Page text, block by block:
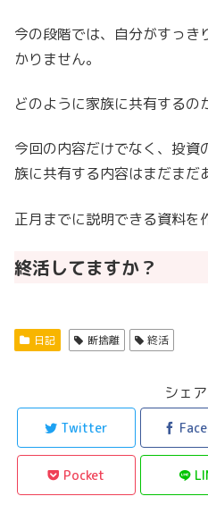
今の段階では、自分がすっき
かりません。
どのように家族に共有するの
今回の内容だけでなく、投資
族に共有する内容はまだまだ
正月までに説明できる資料を
終活してますか？
日記 断捨離 終活
シェ
Twitter
Pocket